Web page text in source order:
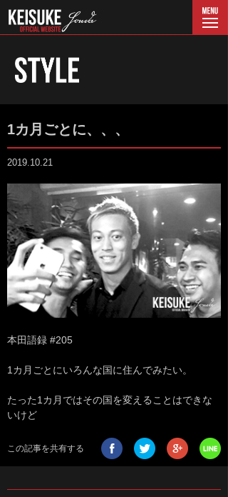
1カ月ごとに、、、
2019.10.21
本田語録 #205
1カ月ごとにいろんな国に住んでみたい。
たった1カ月ではその国を変えることはできな
いけど
この記事を共有する